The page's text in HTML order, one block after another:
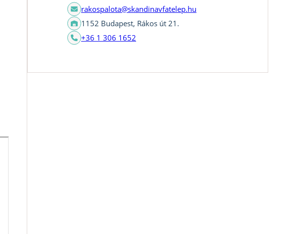
rakospalota@skandinavfatelep.hu
1152 Budapest, Rákos út 21.
+36 1 306 1652